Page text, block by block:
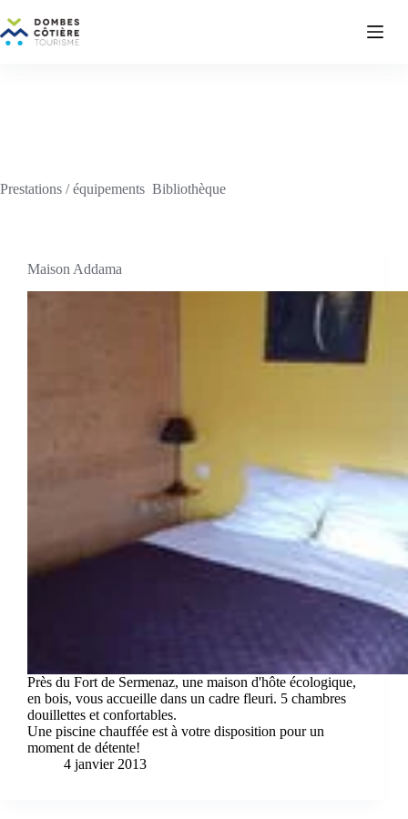
au
contenu
Prestations / équipements Bibliothèque
Maison Addama
Près du Fort de Sermenaz, une maison d'hôte écologique,
en bois, vous accueille dans un cadre fleuri. 5 chambres
douillettes et confortables.
Une piscine chauffée est à votre disposition pour un
moment de détente!
4 janvier 2013